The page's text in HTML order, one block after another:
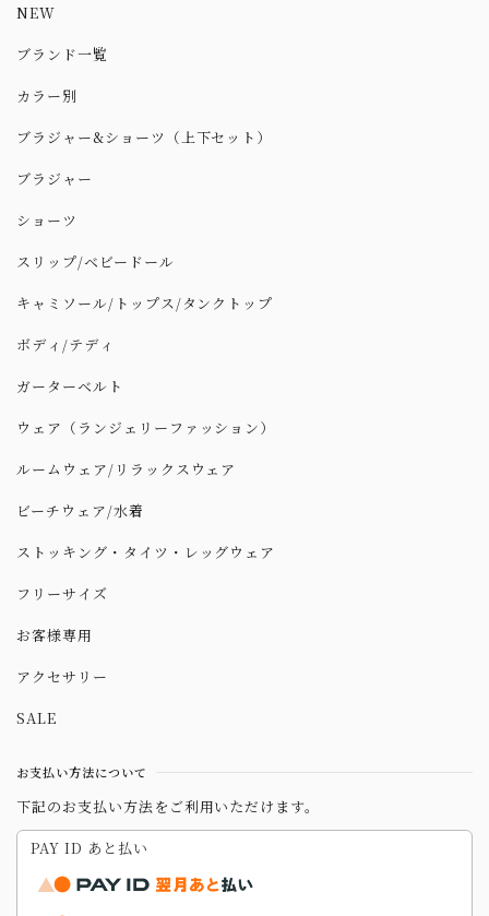
NEW
ブランド一覧
カラー別
ブラジャー&ショーツ（上下セット）
ブラジャー
ショーツ
スリップ/ベビードール
キャミソール/トップス/タンクトップ
ボディ/テディ
ガーターベルト
ウェア（ランジェリーファッション）
ルームウェア/リラックスウェア
ビーチウェア/水着
ストッキング・タイツ・レッグウェア
フリーサイズ
お客様専用
アクセサリー
SALE
お支払い方法について
下記のお支払い方法をご利用いただけます。
PAY ID あと払い